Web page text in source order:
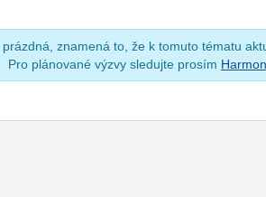
znamená to, že k tomuto tématu
Pro plánované výzvy sledujte prosím